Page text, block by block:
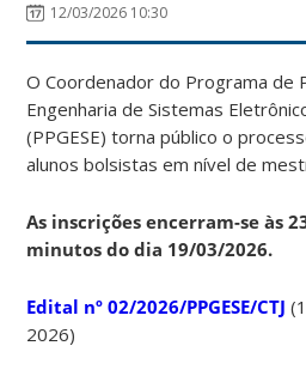
12/03/2026 10:30
O Coordenador do Programa de
Engenharia de Sistemas
(PPGESE) torna público o
alunos bolsistas em nível de
As inscrições encerram-se às
minutos do dia 19/03/2026.
Edital nº 02/2026/PPGESE/CTJ
2026)